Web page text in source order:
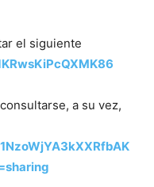
el siguiente
a su vez,